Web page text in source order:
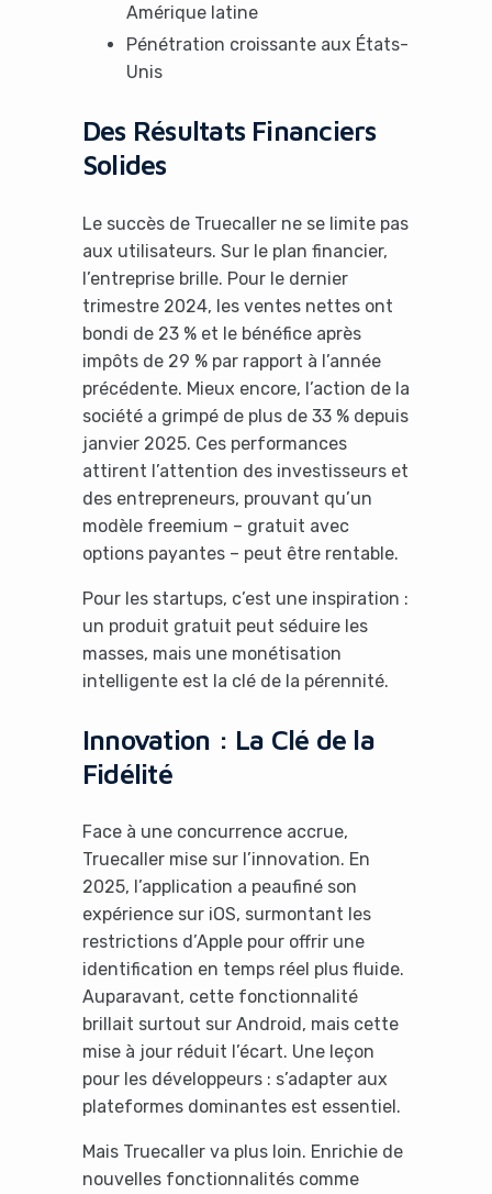
Amérique latine
Pénétration croissante aux États-
Unis
Des Résultats Financiers
Solides
Le succès de Truecaller ne se limite pas
aux utilisateurs. Sur le plan financier,
l’entreprise brille. Pour le dernier
trimestre 2024, les ventes nettes ont
bondi de 23 % et le bénéfice après
impôts de 29 % par rapport à l’année
précédente. Mieux encore, l’action de la
société a grimpé de plus de 33 % depuis
janvier 2025. Ces performances
attirent l’attention des investisseurs et
des entrepreneurs, prouvant qu’un
modèle freemium – gratuit avec
options payantes – peut être rentable.
Pour les startups, c’est une inspiration :
un produit gratuit peut séduire les
masses, mais une monétisation
intelligente est la clé de la pérennité.
Innovation : La Clé de la
Fidélité
Face à une concurrence accrue,
Truecaller mise sur l’innovation. En
2025, l’application a peaufiné son
expérience sur iOS, surmontant les
restrictions d’Apple pour offrir une
identification en temps réel plus fluide.
Auparavant, cette fonctionnalité
brillait surtout sur Android, mais cette
mise à jour réduit l’écart. Une leçon
pour les développeurs : s’adapter aux
plateformes dominantes est essentiel.
Mais Truecaller va plus loin. Enrichie de
nouvelles fonctionnalités comme